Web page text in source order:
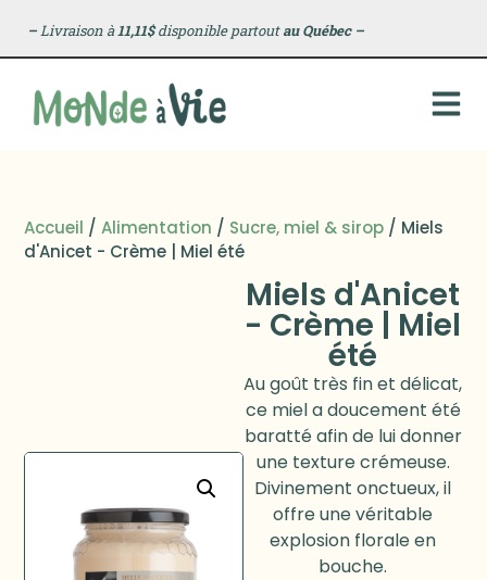
–Livraison à11,11$disponible partoutau Québec –
Accueil /Alimentation / Sucre, miel & sirop / Miels
d'Anicet - Crème | Miel été
Miels d'Anicet
- Crème | Miel
été
Au goût très fin et délicat,
ce miel a doucement été
baratté afin de lui donner
une texture crémeuse.
Divinement onctueux, il
offre une véritable
explosion florale en
bouche.